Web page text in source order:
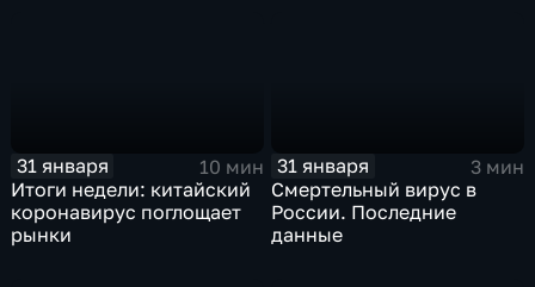
31 января
10 мин
Итоги недели: китайский
коронавирус поглощает
рынки
31 января
3 мин
Смертельный вирус в
России. Последние
данные